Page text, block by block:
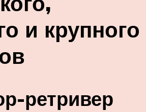
и крупного
ретривер